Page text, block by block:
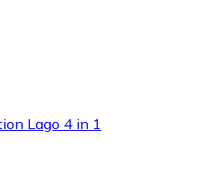
Lago 4 in 1